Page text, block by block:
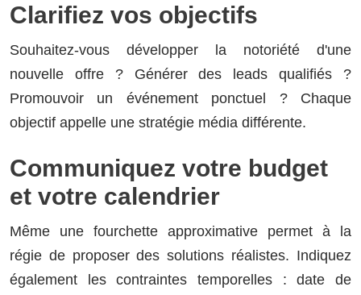
Clarifiez vos objectifs
Souhaitez-vous développer la notoriété d'une
nouvelle offre ? Générer des leads qualifiés ?
Promouvoir un événement ponctuel ? Chaque
objectif appelle une stratégie média différente.
Communiquez votre budget
et votre calendrier
Même une fourchette approximative permet à la
régie de proposer des solutions réalistes. Indiquez
également les contraintes temporelles : date de